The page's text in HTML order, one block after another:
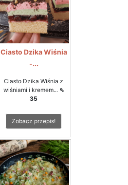
Ciasto Dzika Wiśnia
-...
Ciasto Dzika Wiśnia z
wiśniami i kremem... ⇖
35
Zobacz przepis!